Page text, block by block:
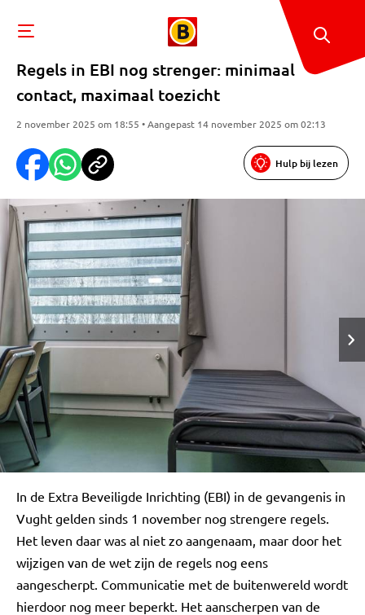
Regels in EBI nog strenger: minimaal
contact, maximaal toezicht
2 november 2025 om 18:55 • Aangepast 14 november 2025 om 02:13
Hulp bij lezen
In de Extra Beveiligde Inrichting (EBI) in de gevangenis in
Vught gelden sinds 1 november nog strengere regels.
Het leven daar was al niet zo aangenaam, maar door het
wijzigen van de wet zijn de regels nog eens
aangescherpt. Communicatie met de buitenwereld wordt
hierdoor nog meer beperkt. Het aanscherpen van de